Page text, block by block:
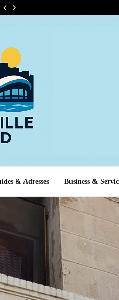
& Adresses Business &